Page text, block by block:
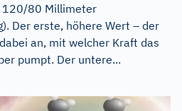
120/80 Millimeter
Der erste, höhere Wert – der
an, mit welcher Kraft das
pumpt. Der untere...